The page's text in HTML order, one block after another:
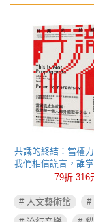
共識的終結：當權
我們相信謊言，誰
義權，誰就能操
79折 316
# 人文藝術館 #